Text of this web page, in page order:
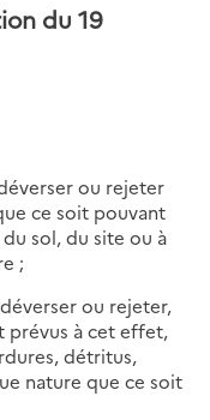
du 19
ou rejeter
ce soit pouvant
du sol, du site ou à
;
ou rejeter,
prévus à cet effet,
détritus,
nature que ce soit